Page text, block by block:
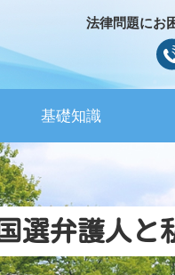
国選弁護人と
法律問題にお
基礎知識